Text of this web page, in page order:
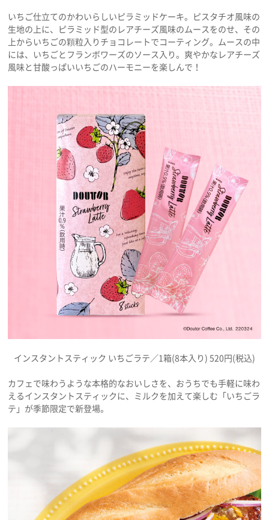
いちご仕立てのかわいらしいピラミッドケーキ。ピスタチオ風味の
生地の上に、ピラミッド型のレアチーズ風味のムースをのせ、その
上からいちごの顆粒入りチョコレートでコーティング。ムースの中
には、いちごとフランボワーズのソース入り。爽やかなレアチーズ
風味と甘酸っぱいいちごのハーモニーを楽しんで！
インスタントスティック いちごラテ／1箱(8本入り) 520円(税込)
カフェで味わうような本格的なおいしさを、おうちでも手軽に味わ
えるインスタントスティックに、ミルクを加えて楽しむ「いちごラ
テ」が季節限定で新登場。